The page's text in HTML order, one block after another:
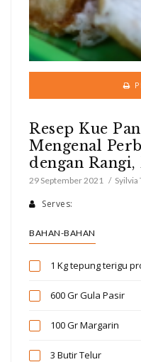
Resep Kue
Mengenal
dengan
29 September 2021 Syilvia
Serves:
BAHAN-BAHAN
1 Kgtepung terigu
600 GrGula Pasir
100 GrMargarin
3 ButirTelur